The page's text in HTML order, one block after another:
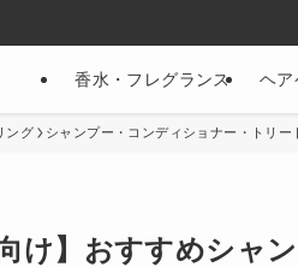
香水・フレグランス ヘア
ング シャンプー・コンディショナー・トリー
け】おすすめシャ